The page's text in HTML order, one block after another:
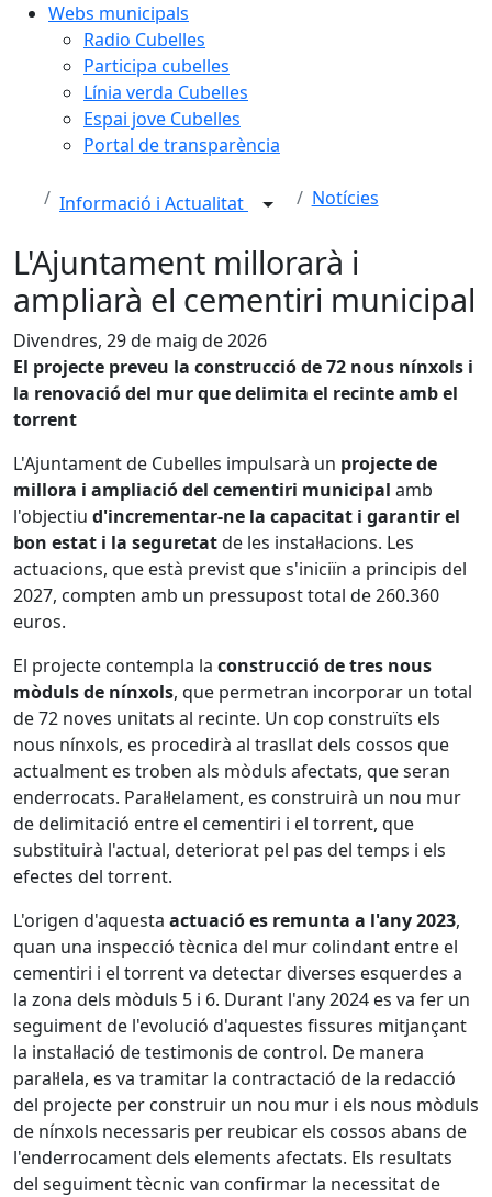
Webs municipals
Radio Cubelles
Participa cubelles
Línia verda Cubelles
Espai jove Cubelles
Portal de transparència
Informació i Actualitat Notícies
L'Ajuntament millorarà i
ampliarà el cementiri municipal
Divendres, 29 de maig de 2026
El projecte preveu la construcció de 72 nous nínxols i
la renovació del mur que delimita el recinte amb el
torrent
L'Ajuntament de Cubelles impulsarà un projecte de
millora i ampliació del cementiri municipal amb
l'objectiu d'incrementar-ne la capacitat i garantir el
bon estat i la seguretatde les instal·lacions. Les
actuacions, que està previst que s'iniciïn a principis del
2027, compten amb un pressupost total de 260.360
euros.
El projecte contempla la construcció de tres nous
mòduls de nínxols, que permetran incorporar un total
de 72 noves unitats al recinte. Un cop construïts els
nous nínxols, es procedirà al trasllat dels cossos que
actualment es troben als mòduls afectats, que seran
enderrocats. Paral·lelament, es construirà un nou mur
de delimitació entre el cementiri i el torrent, que
substituirà l'actual, deteriorat pel pas del temps i els
efectes del torrent.
L'origen d'aquesta actuació es remunta a l'any 2023,
quan una inspecció tècnica del mur colindant entre el
cementiri i el torrent va detectar diverses esquerdes a
la zona dels mòduls 5 i 6. Durant l'any 2024 es va fer un
seguiment de l'evolució d'aquestes fissures mitjançant
la instal·lació de testimonis de control. De manera
paral·lela, es va tramitar la contractació de la redacció
del projecte per construir un nou mur i els nous mòduls
de nínxols necessaris per reubicar els cossos abans de
l'enderrocament dels elements afectats. Els resultats
del seguiment tècnic van confirmar la necessitat de